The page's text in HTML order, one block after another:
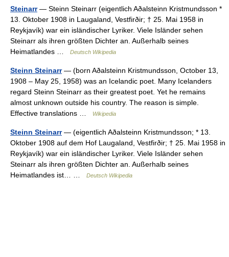
Steinarr— Steinn Steinarr (eigentlich Aðalsteinn Kristmundsson *
13. Oktober 1908 in Laugaland, Vestfirðir; † 25. Mai 1958 in
Reykjavík) war ein isländischer Lyriker. Viele Isländer sehen
Steinarr als ihren größten Dichter an. Außerhalb seines
Heimatlandes …
Deutsch Wikipedia
Steinn Steinarr— (born Aðalsteinn Kristmundsson, October 13,
1908 – May 25, 1958) was an Icelandic poet. Many Icelanders
regard Steinn Steinarr as their greatest poet. Yet he remains
almost unknown outside his country. The reason is simple.
Effective translations …
Wikipedia
Steinn Steinarr— (eigentlich Aðalsteinn Kristmundsson; * 13.
Oktober 1908 auf dem Hof Laugaland, Vestfirðir; † 25. Mai 1958 in
Reykjavík) war ein isländischer Lyriker. Viele Isländer sehen
Steinarr als ihren größten Dichter an. Außerhalb seines
Heimatlandes ist… …
Deutsch Wikipedia